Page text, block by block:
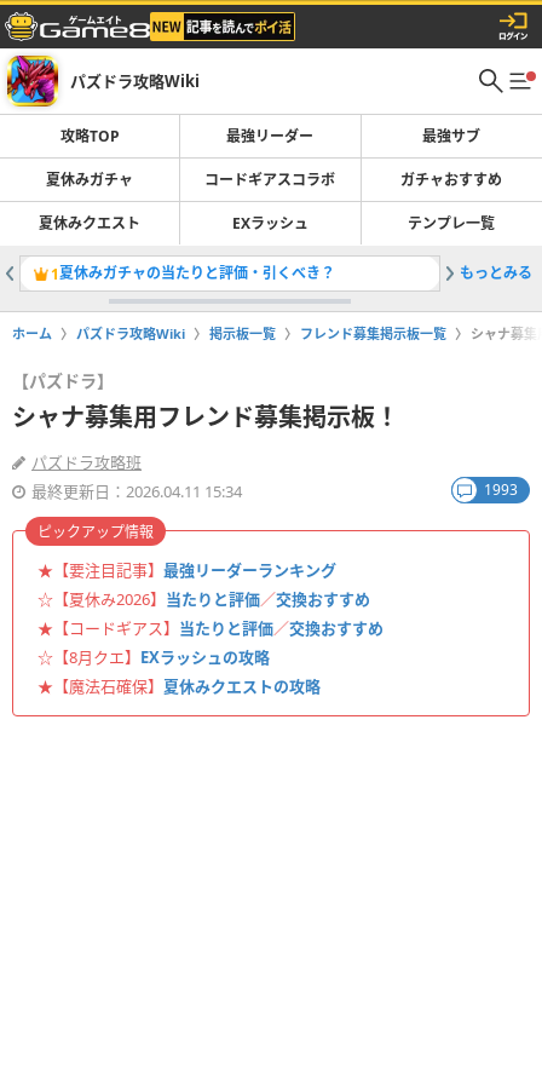
パズドラ攻略Wiki
攻略TOP 最強リーダー 最強サブ
夏休みガチャ コードギアスコラボ ガチャおすすめ
夏休みクエスト EXラッシュ テンプレ一覧
1夏休みガチャの当たりと評価・引くべき？ 2最強リ
もっとみる
ホーム パズドラ攻略Wiki 掲示板一覧 フレンド募集掲示板一覧 シャナ募
【パズドラ】
シャナ募集用フレンド募集掲示板！
パズドラ攻略班
最終更新日：2026.04.11 15:34
1993
★【要注目記事】 最強リーダーランキング
☆【夏休み2026】 当たりと評価／交換おすすめ
★【コードギアス】 当たりと評価／交換おすすめ
☆【8月クエ】 EXラッシュの攻略
★【魔法石確保】 夏休みクエストの攻略
ピックアップ情報